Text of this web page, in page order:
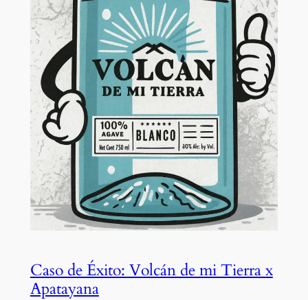
Caso de Éxito: Volcán de mi Tierra x
Apatayana